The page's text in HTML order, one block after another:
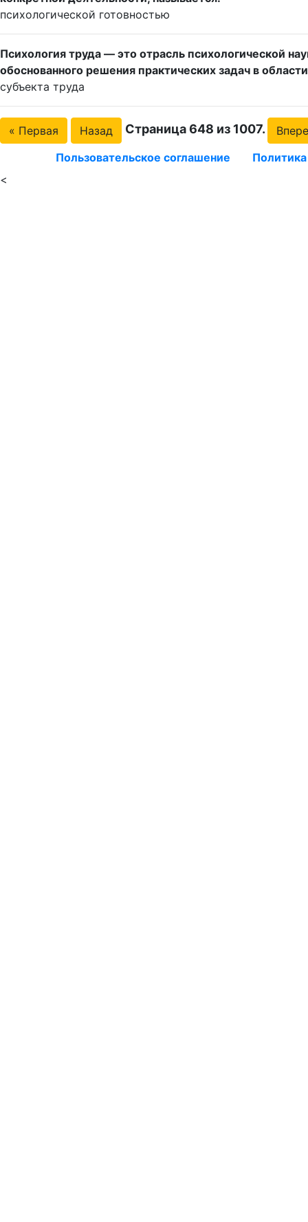
психологической готовностью
Психология труда — это отрасль психологической
обоснованного решения практических задач в
субъекта труда
« Первая Назад Страница 648 из 1007.
Пользовательское соглашение
<